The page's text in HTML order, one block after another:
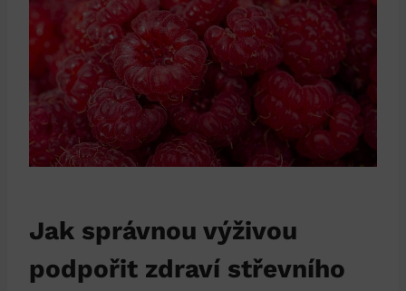
Jak správnou výživou
podpořit zdraví střevního